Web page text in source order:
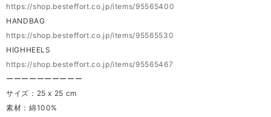
https://shop.besteffort.co.jp/items/95565400
HANDBAG
https://shop.besteffort.co.jp/items/95565530
HIGHHEELS
https://shop.besteffort.co.jp/items/95565467
ーーーーーーーーーー
サイズ：25 x 25 cm
素材：綿100%